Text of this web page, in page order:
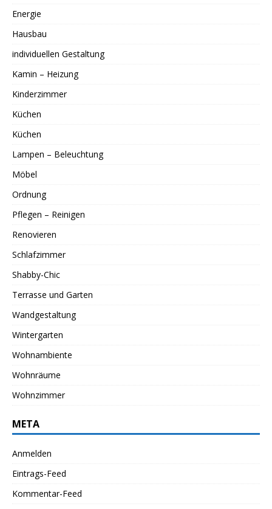
Energie
Hausbau
individuellen Gestaltung
Kamin – Heizung
Kinderzimmer
Küchen
Küchen
Lampen – Beleuchtung
Möbel
Ordnung
Pflegen – Reinigen
Renovieren
Schlafzimmer
Shabby-Chic
Terrasse und Garten
Wandgestaltung
Wintergarten
Wohnambiente
Wohnräume
Wohnzimmer
META
Anmelden
Eintrags-Feed
Kommentar-Feed